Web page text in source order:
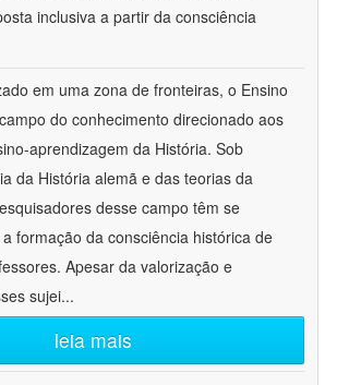
inclusiva a partir da consciência
em uma zona de fronteiras, o Ensino
do conhecimento direcionado aos
aprendizagem da História. Sob
da História alemã e das teorias da
desse campo têm se
formação da consciência histórica de
Apesar da valorização e
sujei...
leia mais